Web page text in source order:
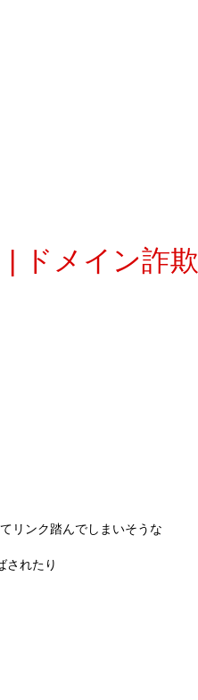
ドメイン詐欺
リンク踏んでしまいそうな
されたり